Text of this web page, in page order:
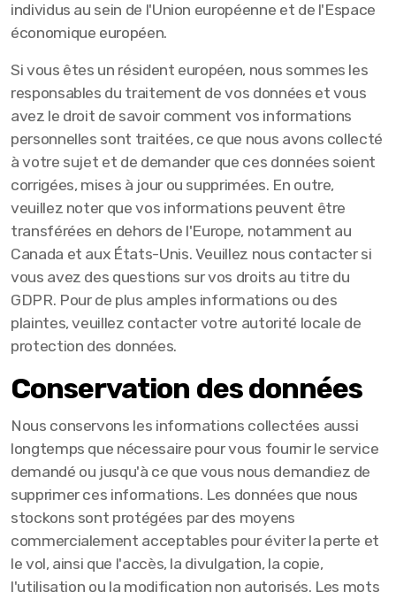
individus au sein de l'Union européenne et de l'Espace
économique européen.
Si vous êtes un résident européen, nous sommes les
responsables du traitement de vos données et vous
avez le droit de savoir comment vos informations
personnelles sont traitées, ce que nous avons collecté
à votre sujet et de demander que ces données soient
corrigées, mises à jour ou supprimées. En outre,
veuillez noter que vos informations peuvent être
transférées en dehors de l'Europe, notamment au
Canada et aux États-Unis. Veuillez nous contacter si
vous avez des questions sur vos droits au titre du
GDPR. Pour de plus amples informations ou des
plaintes, veuillez contacter votre autorité locale de
protection des données.
Conservation des données
Nous conservons les informations collectées aussi
longtemps que nécessaire pour vous fournir le service
demandé ou jusqu'à ce que vous nous demandiez de
supprimer ces informations. Les données que nous
stockons sont protégées par des moyens
commercialement acceptables pour éviter la perte et
le vol, ainsi que l'accès, la divulgation, la copie,
l'utilisation ou la modification non autorisés. Les mots